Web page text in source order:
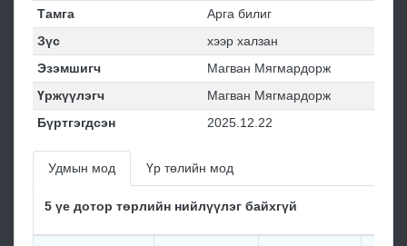
Тамга
Арга билиг
Зүс
хээр халзан
Эзэмшигч
Магван Мягмардорж
Үржүүлэгч
Магван Мягмардорж
Бүртгэгдсэн
2025.12.22
Удмын мод Үр төлийн мод
5 үе дотор төрлийн нийлүүлэг байхгүй